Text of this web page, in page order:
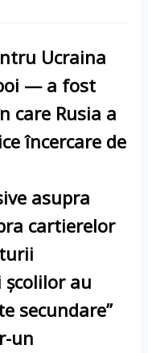
Ucraina
— a fost
care Rusia a
încercare de
asupra
cartierelor
școlilor au
secundare”
un